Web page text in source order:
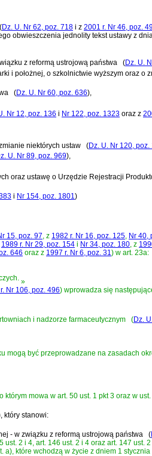
(Dz. U. Nr 62, poz. 718 i z 2001 r. Nr 46, poz.
obwieszczenia jednolity tekstustawy z
z reformą ustrojową państwa (Dz. U.
i położnej, o szkolnictwie wyższym oraz o
(Dz. U. Nr 60, poz. 636)
Nr 12, poz. 136 i Nr 122, poz. 1323 oraz z
niektórych ustaw (Dz. U. Nr 120, poz.
U. Nr 89, poz. 969),
oraz ustawę o Urzędzie Rejestracji
i Nr 154, poz. 1801)
15, poz. 97 , z 1982 r. Nr 16, poz. 125 Nr 40,
1989 r. Nr 29, poz. 154 i Nr 34, poz. 180 , z
646 oraz z 1997 r. Nr 6, poz. 31 ) w art. 23a:
»
Nr 106, poz. 496) wprowadza się
i nadzorze farmaceutycznym (Dz.
być przeprowadzane na zasadach
mowa w art. 50 ust. 1 pkt 3 oraz w
, który stanowi:
- w związku z reformą ustrojową państwa (
2 i 4, art. 146 ust. 2 i 4 oraz art. 147 ust.
a), które wchodzą w życie z dniem 1 stycznia